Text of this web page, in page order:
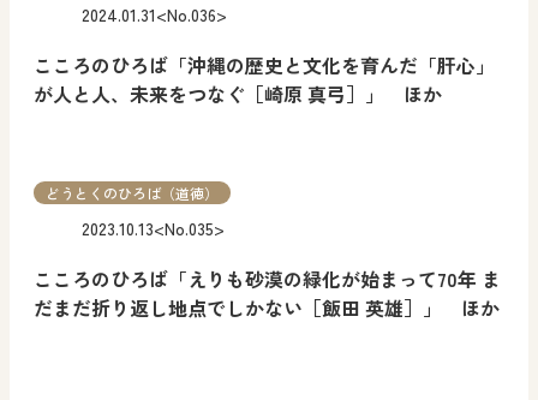
こころのひろば「沖縄の歴史と文化を育んだ「肝心」
が人と人、未来をつなぐ［崎原 真弓］」 ほか
2024.01.31<No.036>
こころのひろば「えりも砂漠の緑化が始まって70年 ま
だまだ折り返し地点でしかない［飯田 英雄］」 ほか
2023.10.13<No.035>
どうとくのひろば（道徳）